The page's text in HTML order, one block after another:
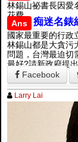
林錫山祕書長因愛
花費。
Ans
痴迷名錶
國家最重要的行政
林錫山都是大貪污
問題，台灣最迫切
最好?請新政府提
Facebook
Larry Lai